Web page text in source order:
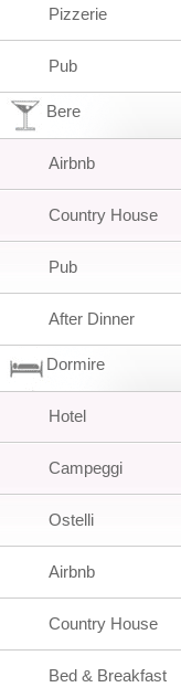
Pizzerie
Pub
Bere
Airbnb
Country House
Pub
After Dinner
Dormire
Hotel
Campeggi
Ostelli
Airbnb
Country House
Bed & Breakfast